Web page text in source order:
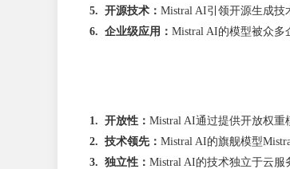
5. 开源技术： Mistral AI引领开源生成技
6. 企业级应用： Mistral AI的模型被众多
1. 开放性： Mistral AI通过提供开放权重
2. 技术领先： Mistral AI的旗舰模型
3. 独立性： Mistral AI的技术独立于云服